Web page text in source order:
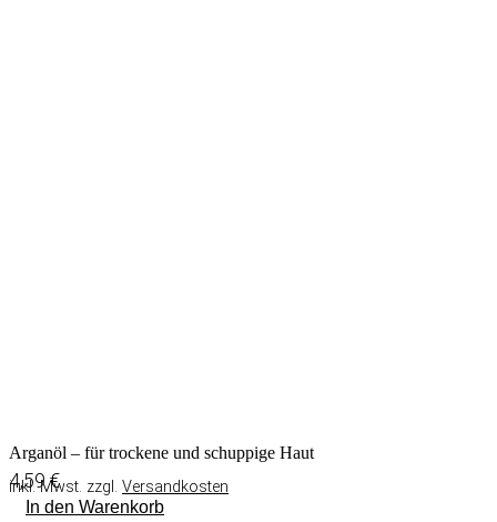
Arganöl – für trockene und schuppige Haut
4,59€
inkl. Mwst. zzgl. Versandkosten
In den Warenkorb